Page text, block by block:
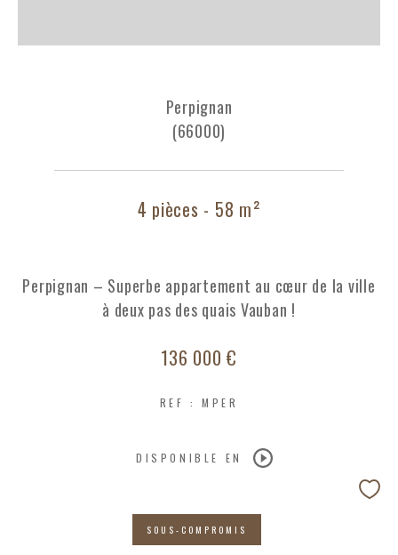
Perpignan
(66000)
4 pièces - 58 m²
Perpignan – Superbe appartement au cœur de la ville
à deux pas des quais Vauban !
136 000 €
REF : MPER
DISPONIBLE EN
SOUS-COMPROMIS